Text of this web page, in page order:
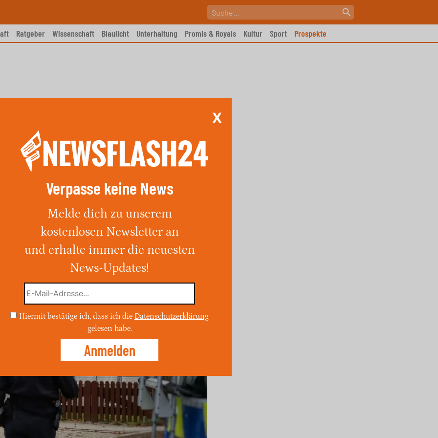
Ratgeber Wissenschaft Blaulicht Unterhaltung Promis & Royals Kultur Sport Prospekte
H. gefunden
ist beendet. Die
zurückgenommen. Die Polizei dankt
X
Verpasse keine News
Melde dich zu unserem
kostenlosen Newsletter an
und erhalte immer die neuesten
News-Updates!
Hiermit bestätige ich, dass ich die Datenschutzerklärung
gelesen habe.